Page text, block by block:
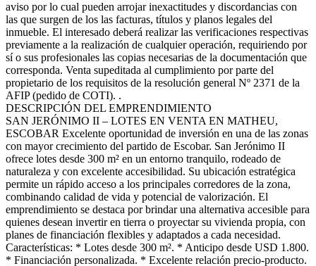
aviso por lo cual pueden arrojar inexactitudes y discordancias con
las que surgen de los las facturas, títulos y planos legales del
inmueble. El interesado deberá realizar las verificaciones respectivas
previamente a la realización de cualquier operación, requiriendo por
sí o sus profesionales las copias necesarias de la documentación que
corresponda. Venta supeditada al cumplimiento por parte del
propietario de los requisitos de la resolución general Nº 2371 de la
AFIP (pedido de COTI). .
DESCRIPCIÓN DEL EMPRENDIMIENTO
SAN JERÓNIMO II – LOTES EN VENTA EN MATHEU,
ESCOBAR Excelente oportunidad de inversión en una de las zonas
con mayor crecimiento del partido de Escobar. San Jerónimo II
ofrece lotes desde 300 m² en un entorno tranquilo, rodeado de
naturaleza y con excelente accesibilidad. Su ubicación estratégica
permite un rápido acceso a los principales corredores de la zona,
combinando calidad de vida y potencial de valorización. El
emprendimiento se destaca por brindar una alternativa accesible para
quienes desean invertir en tierra o proyectar su vivienda propia, con
planes de financiación flexibles y adaptados a cada necesidad.
Características: * Lotes desde 300 m². * Anticipo desde USD 1.800.
* Financiación personalizada. * Excelente relación precio-producto.